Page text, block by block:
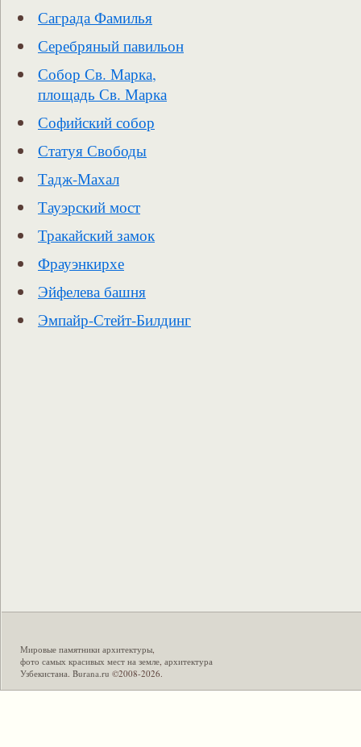
Саграда Фамилья
Серебряный павильон
Собор Св. Марка,
площадь Св. Марка
Софийский собор
Статуя Свободы
Тадж-Махал
Тауэрский мост
Тракайский замок
Фрауэнкирхе
Эйфелева башня
Эмпайр-Стейт-Билдинг
Мировые памятники архитектуры,
фото самых красивых мест на земле, архитектура
Узбекистана. Burana.ru ©2008-2026.